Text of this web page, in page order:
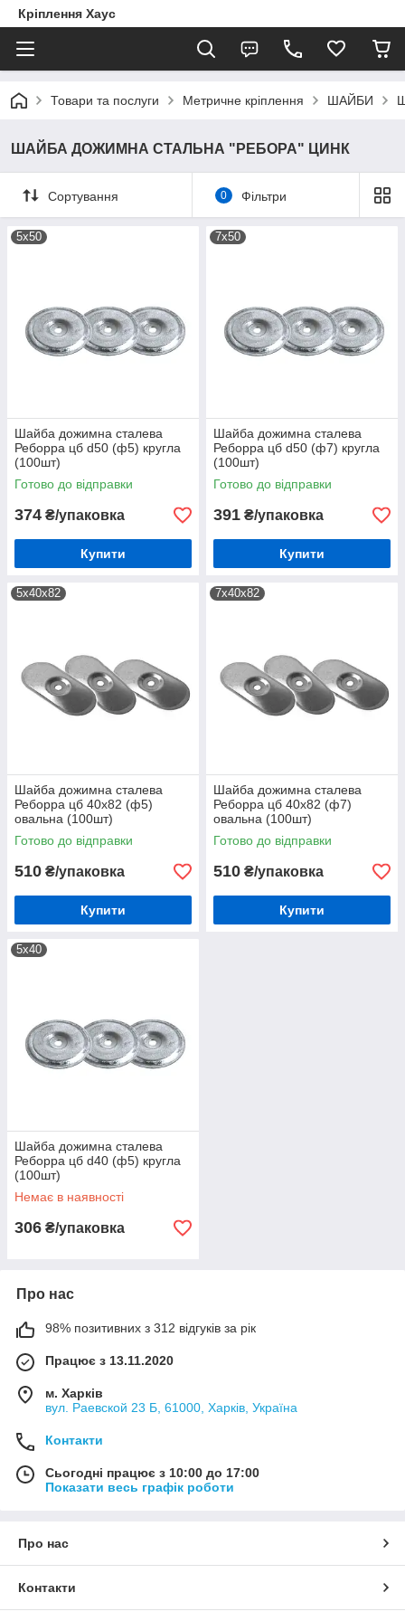
Кріплення Хаус
Товари та послуги Метричне кріплення ШАЙБИ
ШАЙБА ДОЖИМНА СТАЛЬНА "РЕБОРА" ЦИНК
Сортування 0 Фільтри
5х50
Шайба дожимна сталева
Реборра цб d50 (ф5) кругла
(100шт)
Готово до відправки
374 ₴/упаковка
Купити
7х50
Шайба дожимна сталева
Реборра цб d50 (ф7) кругла
(100шт)
Готово до відправки
391 ₴/упаковка
Купити
5х40х82
Шайба дожимна сталева
Реборра цб 40x82 (ф5)
овальна (100шт)
Готово до відправки
510 ₴/упаковка
Купити
7х40х82
Шайба дожимна сталева
Реборра цб 40x82 (ф7)
овальна (100шт)
Готово до відправки
510 ₴/упаковка
Купити
5х40
Шайба дожимна сталева
Реборра цб d40 (ф5) кругла
(100шт)
Немає в наявності
306 ₴/упаковка
Про нас
98% позитивних з 312 відгуків за рік
Працює з 13.11.2020
м. Харків
вул. Раевской 23 Б, 61000, Харків, Україна
Контакти
Сьогодні працює з 10:00 до 17:00
Показати весь графік роботи
Про нас
Контакти